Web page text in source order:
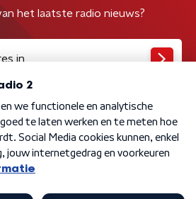
het laatste radio nieuws?